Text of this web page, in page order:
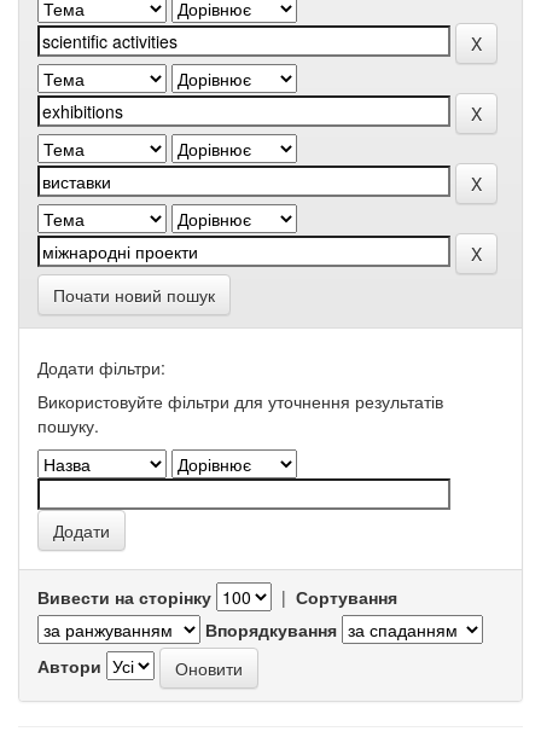
Почати новий пошук
Додати фільтри:
Використовуйте фільтри для уточнення результатів
пошуку.
Вивести на сторінку | Сортування
Впорядкування
Автори